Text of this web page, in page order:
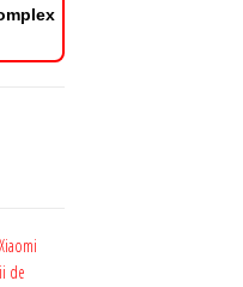
de